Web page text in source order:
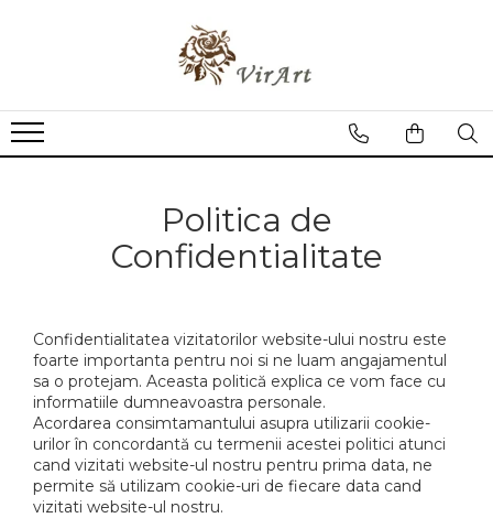
Tablouri Lemn
Tablouri Licheni
Tablouri pe Piatra
Cadouri Dupa Destinatar
Cadouri Nași
Cadouri Cupluri
Cadouri Soră/Frate
Cadouri Pensionare
Cadouri Ginere/Noră
Cadouri Fini
Cadouri Prietenă/Prieten
Cadouri Socri
Cadouri Personalizate
Ceasuri Personalizate
Brichete Personalizate
Halbe Personalizate
Ursuleti Plus
1 Martie
Cadouri 8 Martie
Cadouri Sf.ValentinPolitica de
Confidentialitate
Confidentialitatea vizitatorilor website-ului nostru este
foarte importanta pentru noi si ne luam angajamentul
sa o protejam. Aceasta politică explica ce vom face cu
informatiile dumneavoastra personale.
Acordarea consimtamantului asupra utilizarii cookie-
urilor în concordantă cu termenii acestei politici atunci
cand vizitati website-ul nostru pentru prima data, ne
permite să utilizam cookie-uri de fiecare data cand
vizitati website-ul nostru.